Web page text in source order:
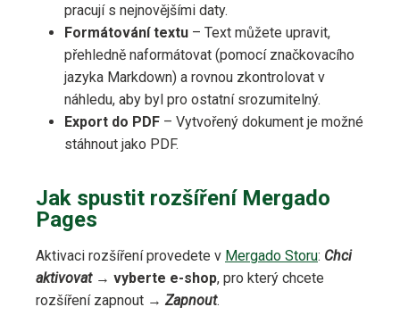
pracují s nejnovějšími daty.
Formátování textu – Text můžete upravit,
přehledně naformátovat (pomocí značkovacího
jazyka Markdown) a rovnou zkontrolovat v
náhledu, aby byl pro ostatní srozumitelný.
Export do PDF – Vytvořený dokument je možné
stáhnout jako PDF.
Jak spustit rozšíření Mergado
Pages
Aktivaci rozšíření provedete v Mergado Storu: Chci
aktivovat→ vyberte e-shop, pro který chcete
rozšíření zapnout →Zapnout.